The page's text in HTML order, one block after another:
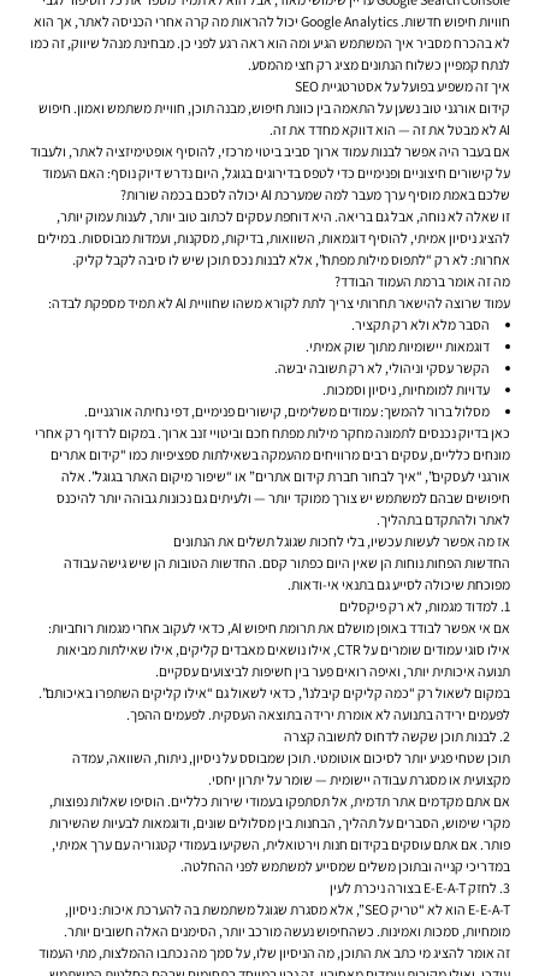
חוויות חיפוש חדשות. Google Analytics יכול להראות מה קרה אחרי הכניסה לאתר, אך הוא
לא בהכרח מסביר איך המשתמש הגיע ומה הוא ראה רגע לפני כן. מבחינת מנהל שיווק, זה כמו
לנתח קמפיין כשלוח הנתונים מציג רק חצי מהמסע.
איך זה משפיע בפועל על אסטרטגיית SEO
קידום אורגני טוב נשען על התאמה בין כוונת חיפוש, מבנה תוכן, חוויית משתמש ואמון. חיפוש
AI לא מבטל את זה — הוא דווקא מחדד את זה.
אם בעבר היה אפשר לבנות עמוד ארוך סביב ביטוי מרכזי, להוסיף אופטימיזציה לאתר, ולעבוד
על קישורים חיצוניים ופנימיים כדי לטפס בדירוגים בגוגל, היום נדרש דיוק נוסף: האם העמוד
שלכם באמת מוסיף ערך מעבר למה שמערכת AI יכולה לסכם בכמה שורות?
זו שאלה לא נוחה, אבל גם בריאה. היא דוחפת עסקים לכתוב טוב יותר, לענות עמוק יותר,
להציג ניסיון אמיתי, להוסיף דוגמאות, השוואות, בדיקות, מסקנות, ועמדות מבוססות. במילים
אחרות: לא רק “לתפוס מילות מפתח”, אלא לבנות נכס תוכן שיש לו סיבה לקבל קליק.
מה זה אומר ברמת העמוד הבודד?
עמוד שרוצה להישאר תחרותי צריך לתת לקורא משהו שחוויית AI לא תמיד מספקת לבדה:
הסבר מלא ולא רק תקציר.
דוגמאות יישומיות מתוך שוק אמיתי.
הקשר עסקי וניהולי, לא רק תשובה יבשה.
עדויות למומחיות, ניסיון וסמכות.
מסלול ברור להמשך: עמודים משלימים, קישורים פנימיים, דפי נחיתה אורגניים.
כאן בדיוק נכנסים לתמונה מחקר מילות מפתח חכם וביטויי זנב ארוך. במקום לרדוף רק אחרי
מונחים כלליים, עסקים רבים מרוויחים מהעמקה בשאילתות ספציפיות כמו “קידום אתרים
אורגני לעסקים”, “איך לבחור חברת קידום אתרים” או “שיפור מיקום האתר בגוגל”. אלה
חיפושים שבהם למשתמש יש צורך ממוקד יותר — ולעיתים גם נכונות גבוהה יותר להיכנס
לאתר ולהתקדם בתהליך.
אז מה אפשר לעשות עכשיו, בלי לחכות שגוגל תשלים את הנתונים
החדשות הפחות נוחות הן שאין היום כפתור קסם. החדשות הטובות הן שיש גישה עבודה
מפוכחת שיכולה לסייע גם בתנאי אי-ודאות.
1. למדוד מגמות, לא רק פיקסלים
אם אי אפשר לבודד באופן מושלם את תרומת חיפוש AI, כדאי לעקוב אחרי מגמות רוחביות:
אילו סוגי עמודים שומרים על CTR, אילו נושאים מאבדים קליקים, אילו שאילתות מביאות
תנועה איכותית יותר, ואיפה רואים פער בין חשיפות לביצועים עסקיים.
במקום לשאול רק “כמה קליקים קיבלנו”, כדאי לשאול גם “אילו קליקים השתפרו באיכותם”.
לפעמים ירידה בתנועה לא אומרת ירידה בתוצאה העסקית. לפעמים ההפך.
2. לבנות תוכן שקשה לדחוס לתשובה קצרה
תוכן שטחי פגיע יותר לסיכום אוטומטי. תוכן שמבוסס על ניסיון, ניתוח, השוואה, עמדה
מקצועית או מסגרת עבודה יישומית — שומר על יתרון יחסי.
אם אתם מקדמים אתר תדמית, אל תסתפקו בעמודי שירות כלליים. הוסיפו שאלות נפוצות,
מקרי שימוש, הסברים על תהליך, הבחנות בין מסלולים שונים, ודוגמאות לבעיות שהשירות
פותר. אם אתם עוסקים בקידום חנות וירטואלית, השקיעו בעמודי קטגוריה עם ערך אמיתי,
במדריכי קנייה ובתוכן משלים שמסייע למשתמש לפני ההחלטה.
3. לחזק E-E-A-T בצורה ניכרת לעין
E-E-A-T הוא לא “טריק SEO”, אלא מסגרת שגוגל משתמשת בה להערכת איכות: ניסיון,
מומחיות, סמכות ואמינות. כשהחיפוש נעשה מורכב יותר, הסימנים האלה חשובים יותר.
זה אומר להציג מי כתב את התוכן, מה הניסיון שלו, על סמך מה נכתבו ההמלצות, מתי העמוד